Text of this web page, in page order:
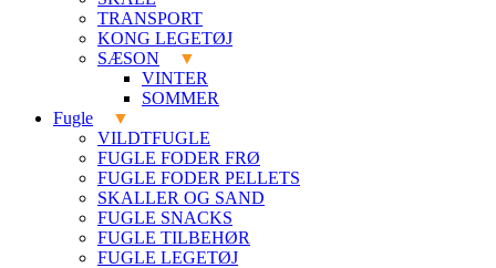
TRANSPORT
KONG LEGETØJ
SÆSON
VINTER
SOMMER
Fugle
VILDTFUGLE
FUGLE FODER FRØ
FUGLE FODER PELLETS
SKALLER OG SAND
FUGLE SNACKS
FUGLE TILBEHØR
FUGLE LEGETØJ